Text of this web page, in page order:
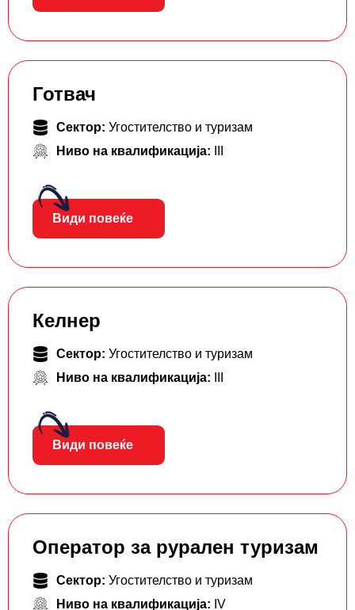
Готвач
Сектор: Угостителство и туризам
Ниво на квалификација:
Види повеќе
Келнер
Сектор: Угостителство и туризам
Ниво на квалификација:
Види повеќе
Оператор за рурален туризам
Сектор: Угостителство и туризам
Ниво на квалификација: IV